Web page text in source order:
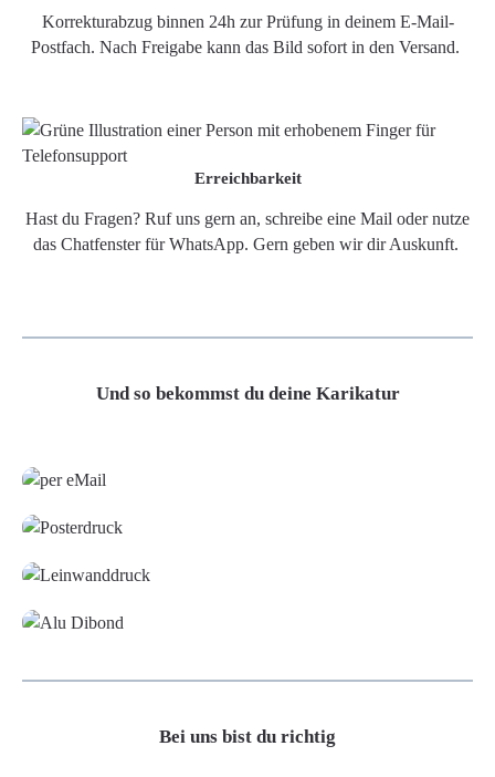
Korrekturabzug binnen 24h zur Prüfung in deinem E-Mail-
Postfach. Nach Freigabe kann das Bild sofort in den Versand.
Erreichbarkeit
Hast du Fragen? Ruf uns gern an, schreibe eine Mail oder nutze
das Chatfenster für WhatsApp. Gern geben wir dir Auskunft.
Und so bekommst du deine Karikatur
Bei uns bist du richtig